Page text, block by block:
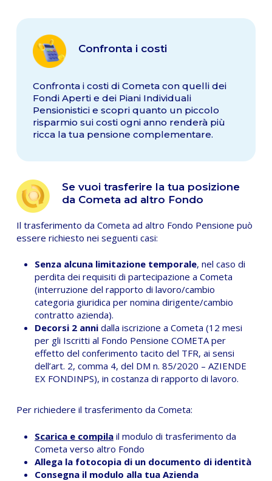
Confronta i costi
Confronta i costi di Cometa con quelli dei
Fondi Aperti e dei Piani Individuali
Pensionistici e scopri quanto un piccolo
risparmio sui costi ogni anno renderà più
ricca la tua pensione complementare.
Se vuoi trasferire la tua posizione
da Cometa ad altro Fondo
Il trasferimento da Cometa ad altro Fondo Pensione può
essere richiesto nei seguenti casi:
Senza alcuna limitazione temporale, nel caso di
perdita dei requisiti di partecipazione a Cometa
(interruzione del rapporto di lavoro/cambio
categoria giuridica per nomina dirigente/cambio
contratto azienda).
Decorsi 2 annidalla iscrizione a Cometa (12 mesi
per gli Iscritti al Fondo Pensione COMETA per
effetto del conferimento tacito del TFR, ai sensi
dell’art. 2, comma 4, del DM n. 85/2020 – AZIENDE
EX FONDINPS), in costanza di rapporto di lavoro.
Per richiedere il trasferimento da Cometa:
Scarica e compilail modulo di trasferimento da
Cometa verso altro Fondo
Allega la fotocopia di un documento di identità
Consegna il modulo alla tua Azienda